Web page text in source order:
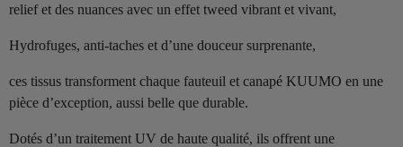
relief et des nuances avec un effet tweed vibrant et vivant,
Hydrofuges, anti-taches et d’une douceur surprenante,
ces tissus transforment chaque fauteuil et canapé KUUMO en une
pièce d’exception, aussi belle que durable.
Dotés d’un traitement UV de haute qualité, ils offrent une